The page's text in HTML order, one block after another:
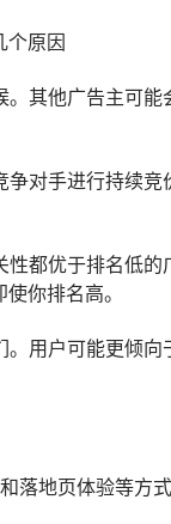
个原因
其他广告主可
对手进行持续
都优于排名低
你排名高。
用户可能更倾
落地页体验等方